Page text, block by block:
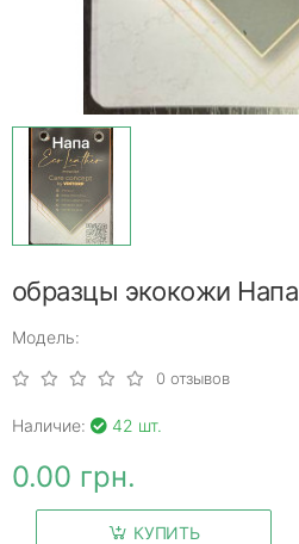
образцы экокожи Напа
Модель:
0 отзывов
Наличие: 42 шт.
0.00 грн.
КУПИТЬ